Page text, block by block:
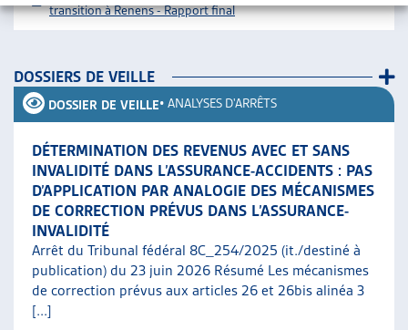
transition à Renens - Rapport final
DOSSIERS DE VEILLE
DOSSIER DE VEILLE• ANALYSES D'ARRÊTS
DÉTERMINATION DES REVENUS AVEC ET SANS
INVALIDITÉ DANS L’ASSURANCE-ACCIDENTS : PAS
D’APPLICATION PAR ANALOGIE DES MÉCANISMES
DE CORRECTION PRÉVUS DANS L’ASSURANCE-
INVALIDITÉ
Arrêt du Tribunal fédéral 8C_254/2025 (it./destiné à
publication) du 23 juin 2026 Résumé Les mécanismes
de correction prévus aux articles 26 et 26bis alinéa 3
[...]